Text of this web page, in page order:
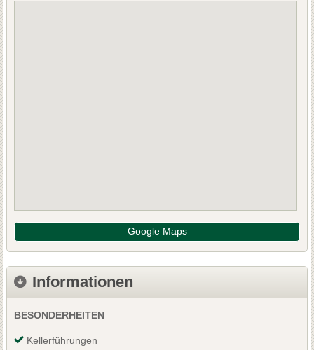
Google Maps
Informationen
BESONDERHEITEN
Kellerführungen